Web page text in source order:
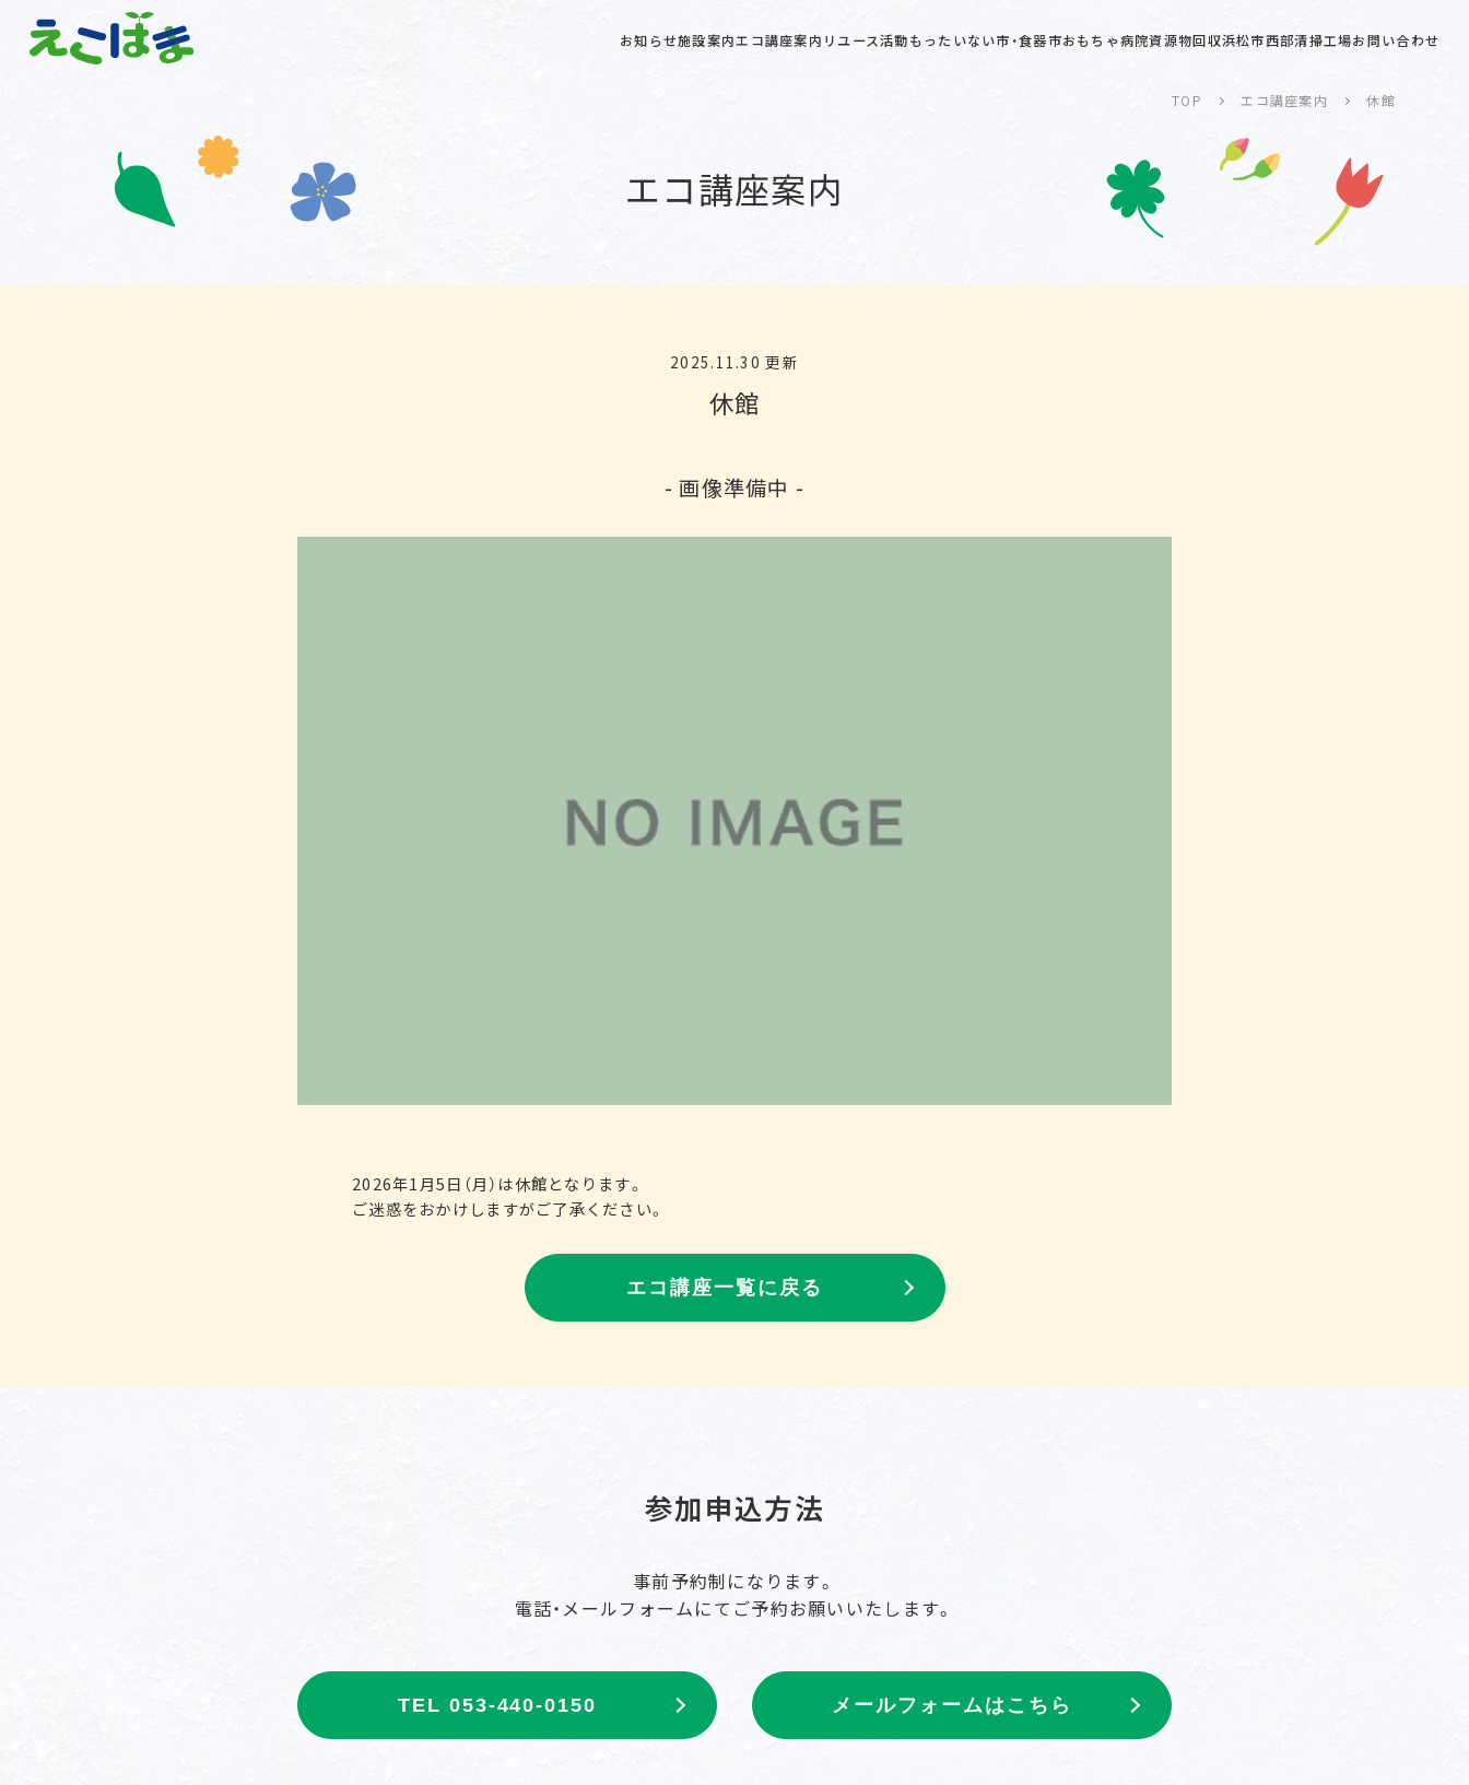
お知らせ施設案内エコ講座案内 リユース活動もったいない市・食器市おもちゃ病院資源物回収浜松市西部清掃工場お問い合わせ
TOP エコ講座案内 休館
エコ講座案内
2025.11.30 更新
休館
- 画像準備中 -
2026年1月5日（月）は休館となります。
ご迷惑をおかけしますがご了承ください。
エコ講座一覧に戻る
参加申込方法
事前予約制になります。
電話・メールフォームにて ご予約お願いいたします。
TEL 053-440-0150 メールフォームはこちら